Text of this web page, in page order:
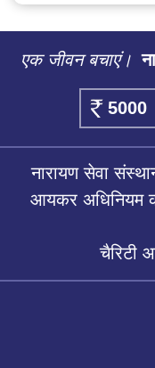
एक जीवन बचाएं।
नारायण सेवा
आयकर अधिनियम
चैरिटी